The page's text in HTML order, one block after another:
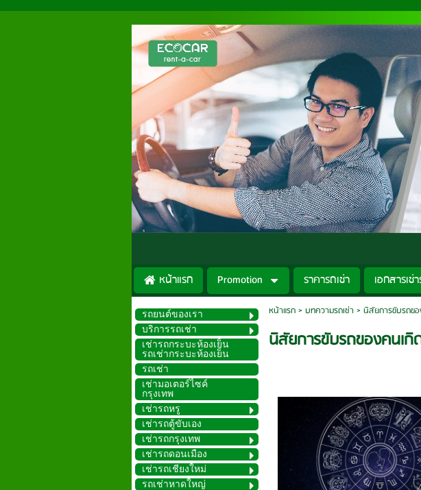
หน้าแรก Promotion ราคารถเช่า เอกสารเช่
รถยนต์ของเรา
บริการรถเช่า
เช่ารถกระบะห้องเย็น
รถเช่ากระบะห้องเย็น
รถเช่า
เช่ามอเตอร์ไซค์
กรุงเทพ
เช่ารถหรู
เช่ารถตู้ขับเอง
เช่ารถกรุงเทพ
เช่ารถดอนเมือง
เช่ารถเชียงใหม่
รถเช่าหาดใหญ่
หน้าแรก> บทความรถเช่า > นิสัยการขับรถข
นิสัยการขับรถของคนเกิ